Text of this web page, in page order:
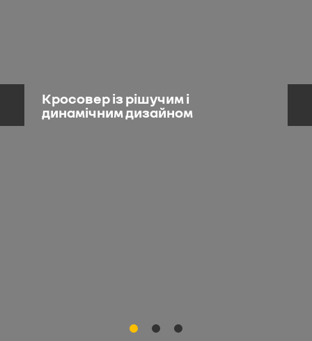
Кросовер із рішучим і
динамічним дизайном